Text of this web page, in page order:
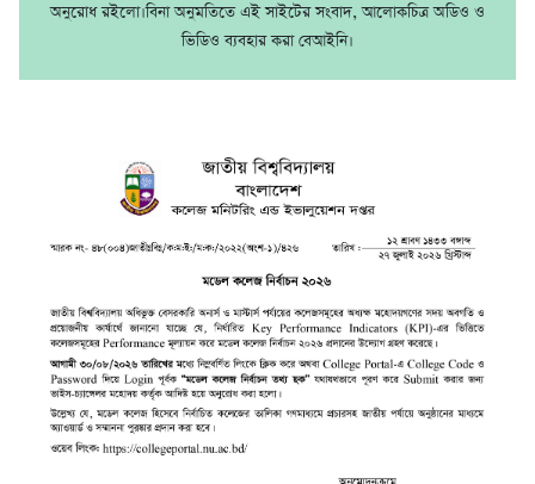
অনুরোধ রইলো।বিনা অনুমতিতে এই সাইটের সংবাদ, আলোকচিত্র অডিও ও
ভিডিও ব্যবহার করা বেআইনি।